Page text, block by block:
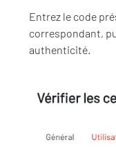
Entrez le code
correspondant,
authenticité.